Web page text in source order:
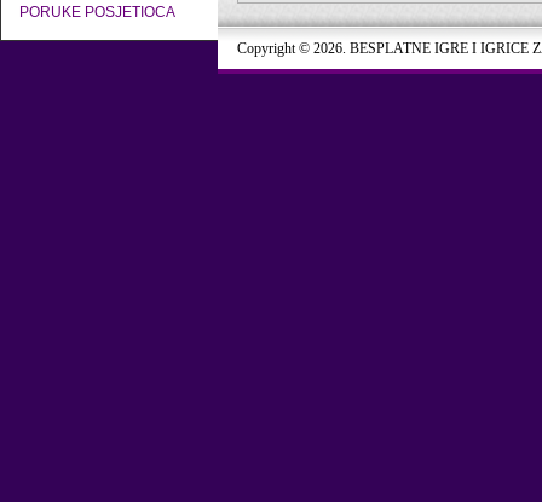
PORUKE POSJETIOCA
Copyright © 2026. BESPLATNE IGRE I IGRICE